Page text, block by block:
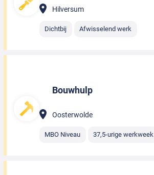
Hilversum
Dichtbij Afwisselend werk
Bouwhulp
Oosterwolde
MBO Niveau 37,5-urige werkweek